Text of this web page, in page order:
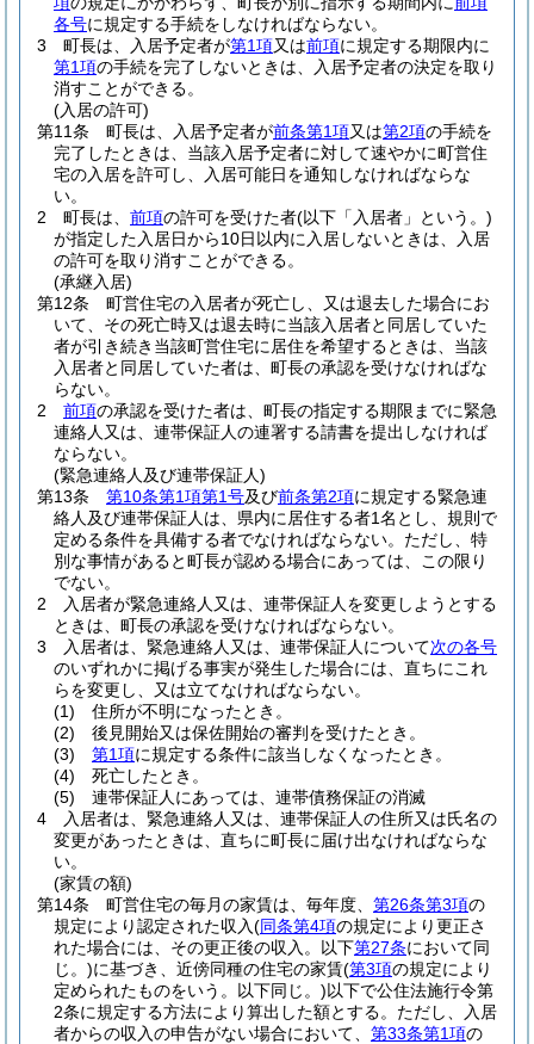
各号に規定する手続をしなければならない。
3
町長は、入居予定者が第1項又は前項に規定する期限内に
第1項の手続を完了しないときは、入居予定者の決定を取り
消すことができる。
(入居の許可)
第11条
町長は、入居予定者が前条第1項又は第2項の手続を
完了したときは、当該入居予定者に対して速やかに町営住
宅の入居を許可し、入居可能日を通知しなければならな
い。
2
町長は、 前項の許可を受けた者(以下「入居者」という。)
が指定した入居日から10日以内に入居しないときは、入居
の許可を取り消すことができる。
(承継入居)
第12条
町営住宅の入居者が死亡し、又は退去した場合にお
いて、その死亡時又は退去時に当該入居者と同居していた
者が引き続き当該町営住宅に居住を希望するときは、当該
入居者と同居していた者は、町長の承認を受けなければな
らない。
2
前項の承認を受けた者は、町長の指定する期限までに緊急
連絡人又は、連帯保証人の連署する請書を提出しなければ
ならない。
(緊急連絡人及び連帯保証人)
第13条
第10条第1項第1号及び前条第2項に規定する緊急連
絡人及び連帯保証人は、県内に居住する者1名とし、規則で
定める条件を具備する者でなければならない。 ただし、特
別な事情があると町長が認める場合にあっては、この限り
でない。
2
入居者が緊急連絡人又は、連帯保証人を変更しようとする
ときは、町長の承認を受けなければならない。
3
入居者は、緊急連絡人又は、連帯保証人について次の各号
のいずれかに掲げる事実が発生した場合には、直ちにこれ
らを変更し、又は立てなければならない。
(1)
住所が不明になったとき。
(2)
後見開始又は保佐開始の審判を受けたとき。
(3)
第1項に規定する条件に該当しなくなったとき。
(4)
死亡したとき。
(5)
連帯保証人にあっては、連帯債務保証の消滅
4
入居者は、緊急連絡人又は、連帯保証人の住所又は氏名の
変更があったときは、直ちに町長に届け出なければならな
い。
(家賃の額)
第14条
町営住宅の毎月の家賃は、毎年度、 第26条第3項の
規定により認定された収入(同条第4項の規定により更正さ
れた場合には、その更正後の収入。以下第27条において同
じ。)に基づき、近傍同種の住宅の家賃(第3項の規定により
定められたものをいう。以下同じ。)以下で公住法施行令第
2条に規定する方法により算出した額とする。 ただし、入居
者からの収入の申告がない場合において、 第33条第1項の